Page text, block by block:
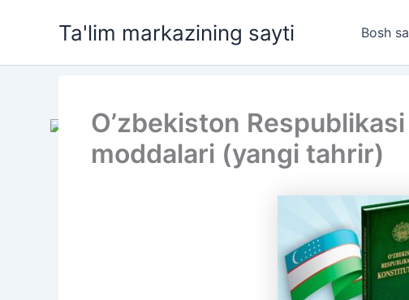
Ta'lim markazining sayti Bosh
O’zbekiston
moddalari (yangi tahrir)